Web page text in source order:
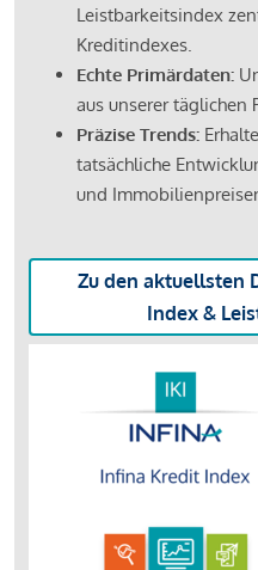
Leistbarkeitsindex
Kreditindexes.
Echte Primärdaten:
aus unserer täglichen
Präzise Trends:
tatsächliche
und
Zu den aktuellsten
Index &